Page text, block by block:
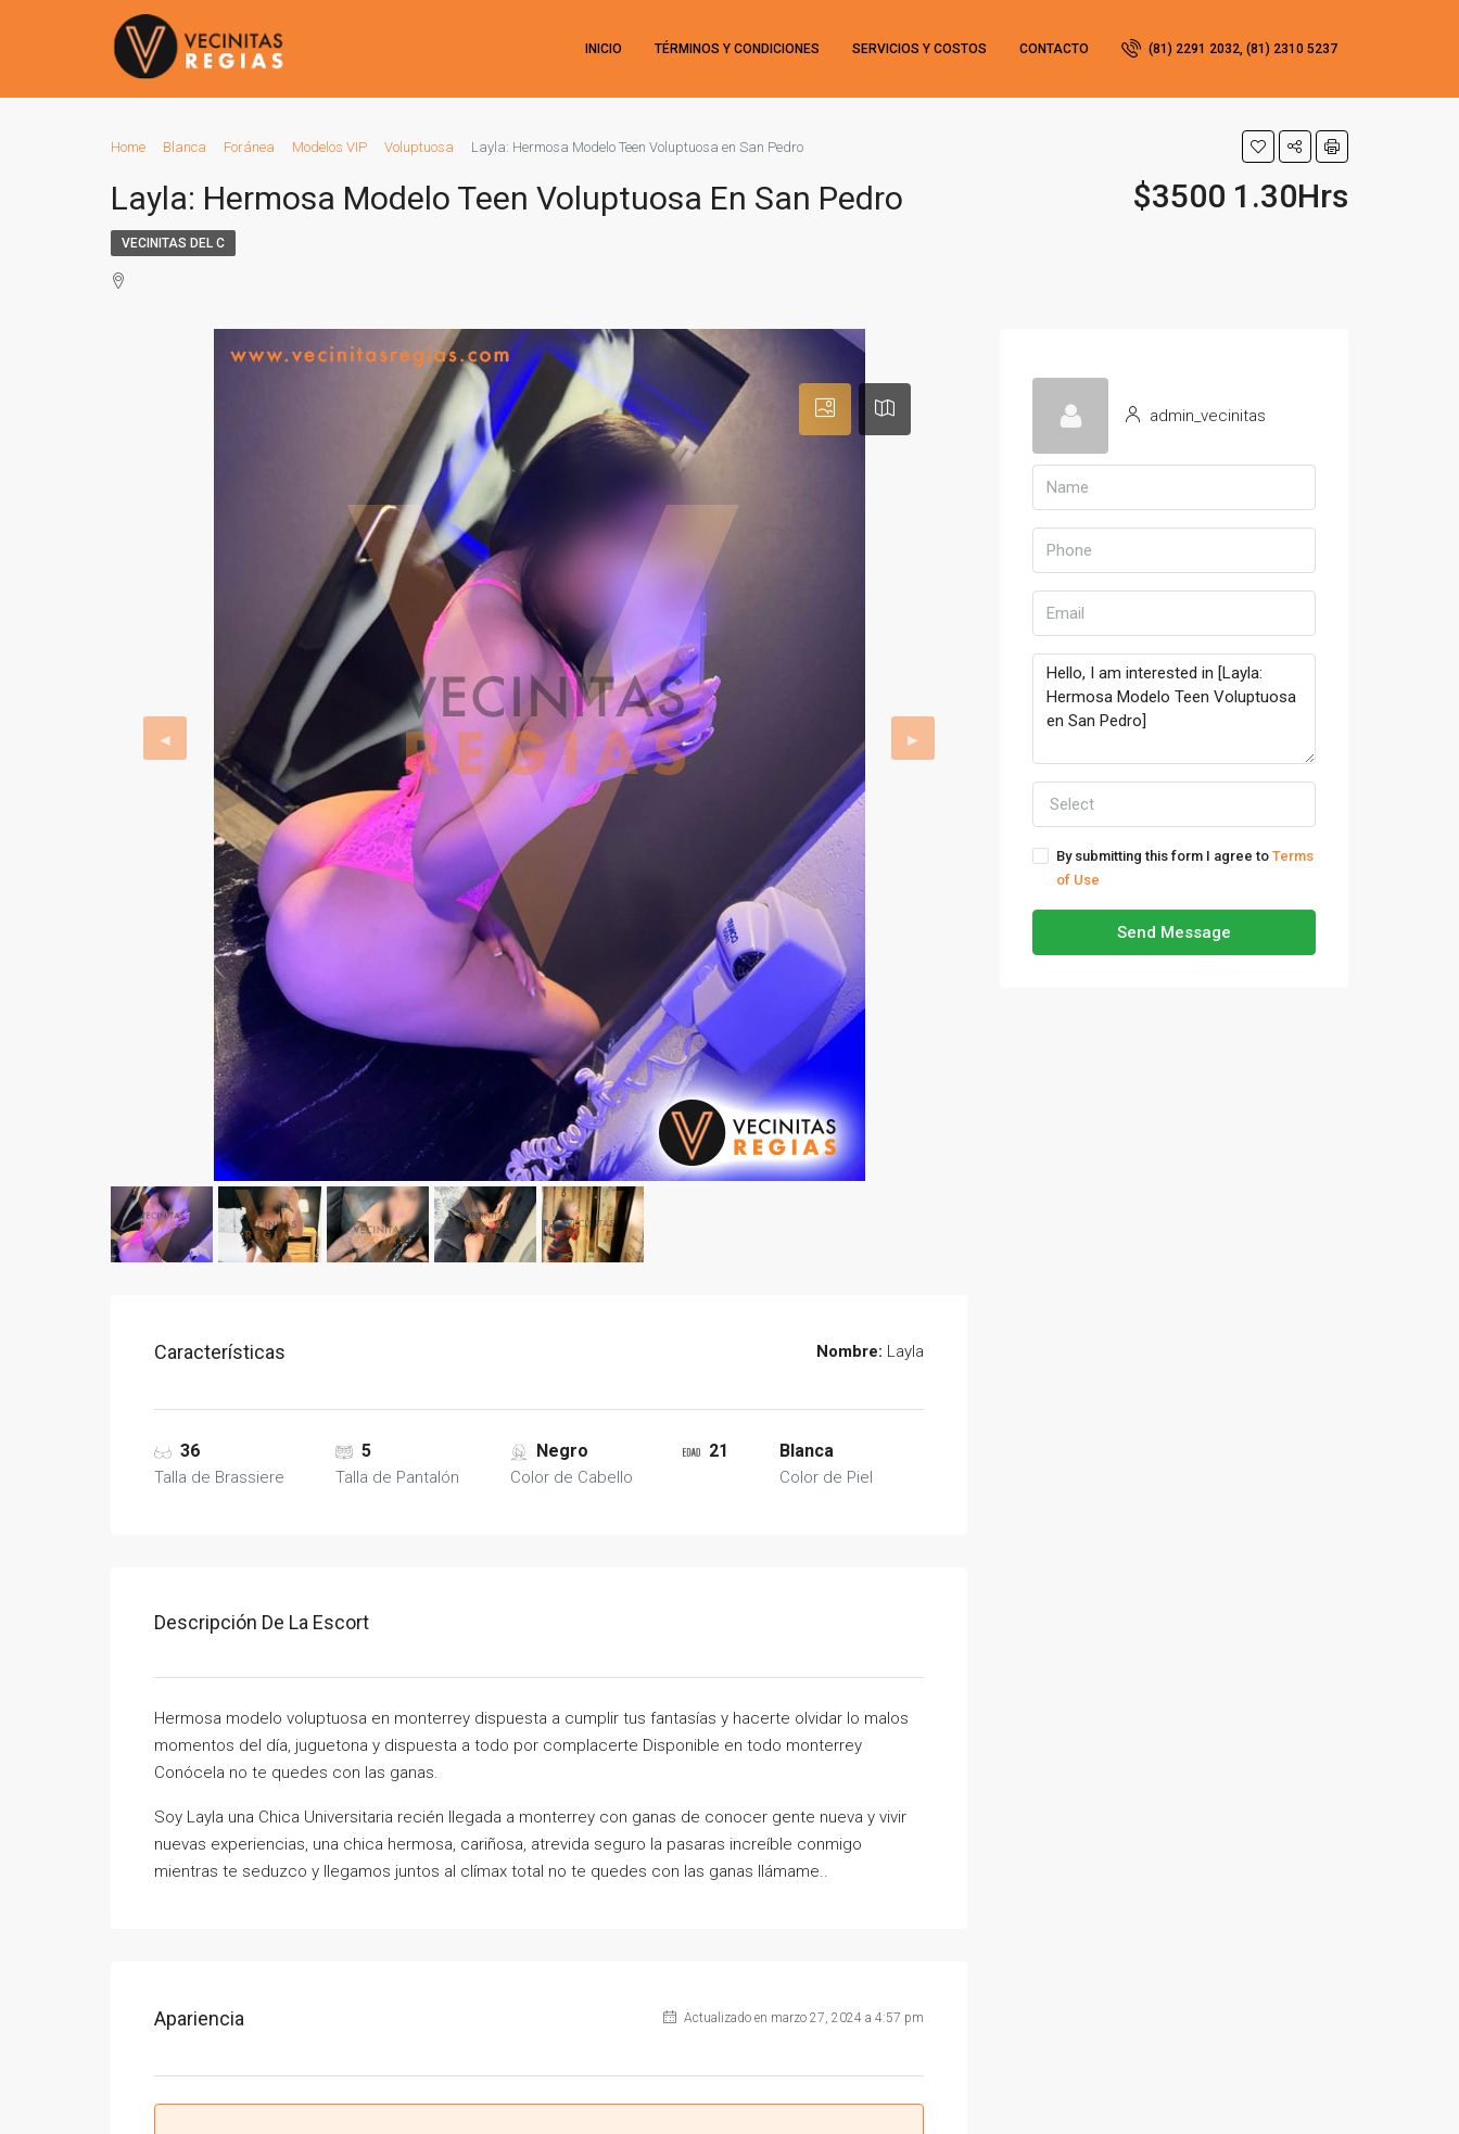
INICIO TÉRMINOS Y CONDICIONES SERVICIOS Y COSTOS CONTACTO (81) 2291 2032, (81) 2310 5237
Home Blanca Foránea Modelos VIP Voluptuosa Layla: Hermosa Modelo Teen Voluptuosa en San Pedro
Layla: Hermosa Modelo Teen Voluptuosa En San Pedro $3500 1.30Hrs
VECINITAS DEL C
Características Nombre: Layla
36
Talla de Brassiere
5
Talla de Pantalón
Negro
Color de Cabello
21 Blanca
Color de Piel
Descripción De La Escort
Hermosa modelo voluptuosa en monterrey dispuesta a cumplir tus fantasías y hacerte olvidar lo malos
momentos del día, juguetona y dispuesta a todo por complacerte Disponible en todo monterrey
Conócela no te quedes con las ganas.
Soy Layla una Chica Universitaria recién llegada a monterrey con ganas de conocer gente nueva y vivir
nuevas experiencias, una chica hermosa, cariñosa, atrevida seguro la pasaras increíble conmigo
mientras te seduzco y llegamos juntos al clímax total no te quedes con las ganas llámame..
Apariencia Actualizado en marzo 27, 2024 a 4:57 pm
admin_vecinitas
Select
By submitting this form I agree to Terms
of Use
Send Message